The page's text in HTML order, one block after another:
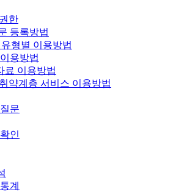
한
등록방법
형별 이용방법
용방법
료 이용방법
약계층 서비스 이용방법
문
인
계